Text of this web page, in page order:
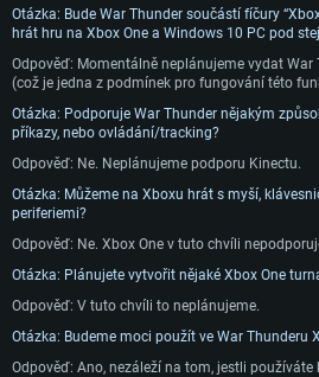
Připojení: Širokopásmové připojení
Místo na disku: 62,2 GB
Otázka: Bude War Thunder součástí fíčury
hrát hru na Xbox One a Windows 10 PC pod
Odpověď: Momentálně neplánujeme vydat War
(což je jedna z podmínek pro fungování této
Otázka: Podporuje War Thunder nějakým
příkazy, nebo ovládání/tracking?
Odpověď: Ne. Neplánujeme podporu Kinectu.
Otázka: Můžeme na Xboxu hrát s myší,
periferiemi?
Odpověď: Ne. Xbox One v tuto chvíli
Otázka: Plánujete vytvořit nějaké Xbox One
Odpověď: V tuto chvíli to neplánujeme.
Otázka: Budeme moci použít ve War Thunderu
Odpověď: Ano, nezáleží na tom, jestli